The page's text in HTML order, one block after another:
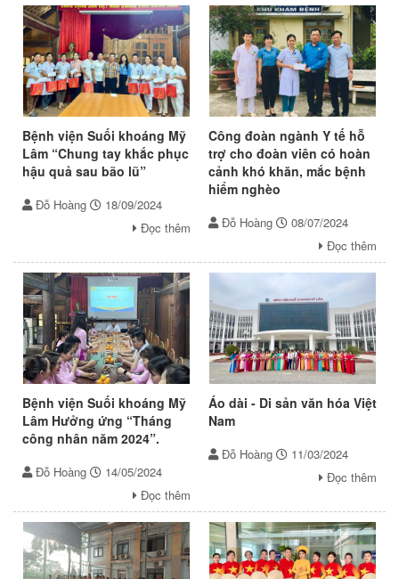
Bệnh viện Suối khoáng Mỹ
Lâm “Chung tay khắc phục
hậu quả sau bão lũ”
Đỗ Hoàng
18/09/2024
Đọc thêm
Công đoàn ngành Y tế hỗ
trợ cho đoàn viên có hoàn
cảnh khó khăn, mắc bệnh
hiểm nghèo
Đỗ Hoàng
08/07/2024
Đọc thêm
Bệnh viện Suối khoáng Mỹ
Lâm Hưởng ứng “Tháng
công nhân năm 2024”.
Đỗ Hoàng
14/05/2024
Đọc thêm
Áo dài - Di sản văn hóa Việt
Nam
Đỗ Hoàng
11/03/2024
Đọc thêm